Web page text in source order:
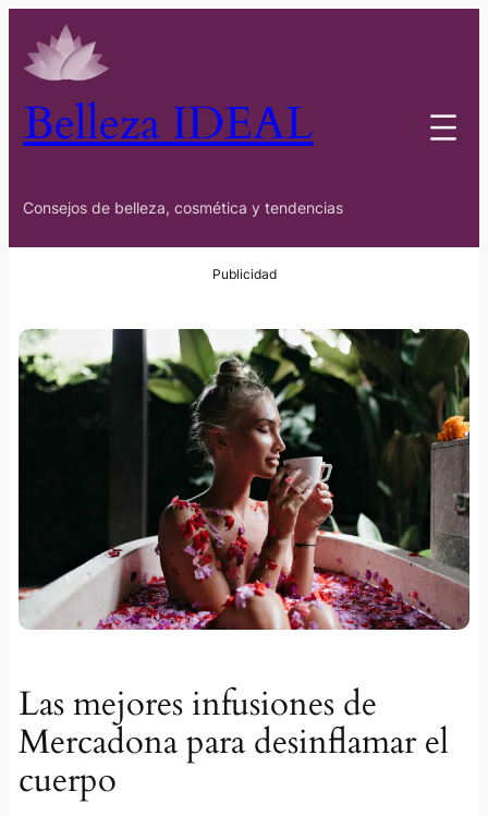
Belleza IDEAL
Consejos de belleza, cosmética y tendencias
Las mejores infusiones de
Mercadona para desinflamar el
cuerpo